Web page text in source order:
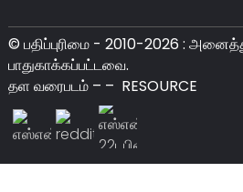
© பதிப்புரிமை - 2010-2026 :
பாதுகாக்கப்பட்டவை.
தள வரைபடம்– – RESOURCE